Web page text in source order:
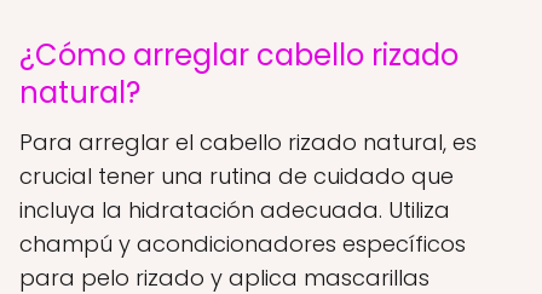
¿Cómo arreglar cabello rizado
natural?
Para arreglar el cabello rizado natural, es
crucial tener una rutina de cuidado que
incluya la hidratación adecuada. Utiliza
champú y acondicionadores específicos
para pelo rizado y aplica mascarillas